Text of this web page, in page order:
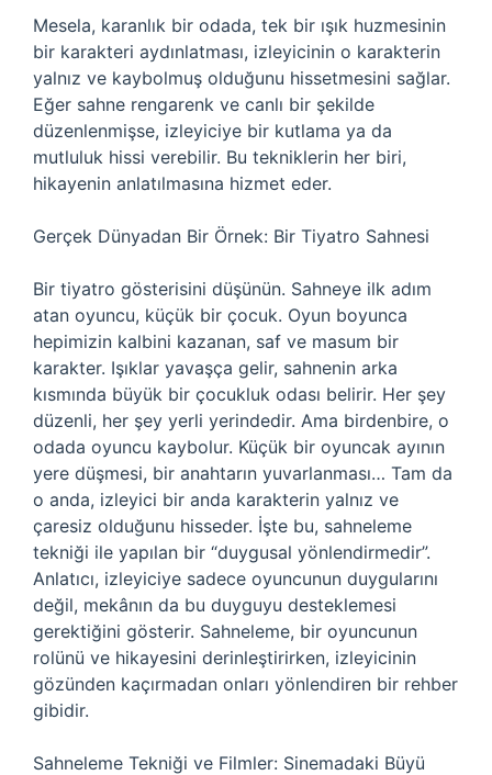
Mesela, karanlık bir odada, tek bir ışık huzmesinin
bir karakteri aydınlatması, izleyicinin o karakterin
yalnız ve kaybolmuş olduğunu hissetmesini sağlar.
Eğer sahne rengarenk ve canlı bir şekilde
düzenlenmişse, izleyiciye bir kutlama ya da
mutluluk hissi verebilir. Bu tekniklerin her biri,
hikayenin anlatılmasına hizmet eder.
Gerçek Dünyadan Bir Örnek: Bir Tiyatro Sahnesi
Bir tiyatro gösterisini düşünün. Sahneye ilk adım
atan oyuncu, küçük bir çocuk. Oyun boyunca
hepimizin kalbini kazanan, saf ve masum bir
karakter. Işıklar yavaşça gelir, sahnenin arka
kısmında büyük bir çocukluk odası belirir. Her şey
düzenli, her şey yerli yerindedir. Ama birdenbire, o
odada oyuncu kaybolur. Küçük bir oyuncak ayının
yere düşmesi, bir anahtarın yuvarlanması… Tam da
o anda, izleyici bir anda karakterin yalnız ve
çaresiz olduğunu hisseder. İşte bu, sahneleme
tekniği ile yapılan bir “duygusal yönlendirmedir”.
Anlatıcı, izleyiciye sadece oyuncunun duygularını
değil, mekânın da bu duyguyu desteklemesi
gerektiğini gösterir. Sahneleme, bir oyuncunun
rolünü ve hikayesini derinleştirirken, izleyicinin
gözünden kaçırmadan onları yönlendiren bir rehber
gibidir.
Sahneleme Tekniği ve Filmler: Sinemadaki Büyü